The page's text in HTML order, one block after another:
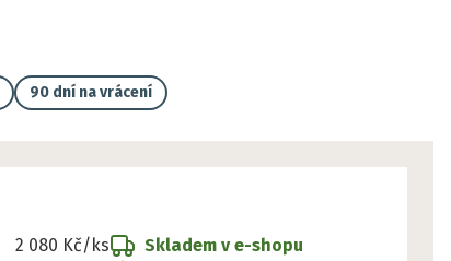
90 dní na vrácení
2 080 Kč/ks
Skladem v e-shopu